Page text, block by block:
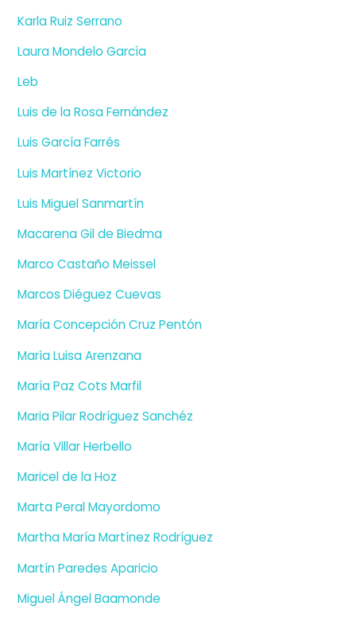
Karla Ruiz Serrano
Laura Mondelo García
Leb
Luis de la Rosa Fernández
Luis García Farrés
Luis Martínez Victorio
Luis Miguel Sanmartín
Macarena Gil de Biedma
Marco Castaño Meissel
Marcos Diéguez Cuevas
María Concepción Cruz Pentón
María Luisa Arenzana
María Paz Cots Marfil
Maria Pilar Rodríguez Sanchéz
María Villar Herbello
Maricel de la Hoz
Marta Peral Mayordomo
Martha María Martínez Rodríguez
Martín Paredes Aparicio
Miguel Ángel Baamonde